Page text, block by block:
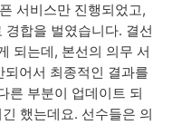
서비스만 진행되었고,
합을 벌였습니다. 결선
되는데, 본선의 의무 서
어서 최종적인 결과를
른 부분이 업데이트 되
했는데요. 선수들은 의